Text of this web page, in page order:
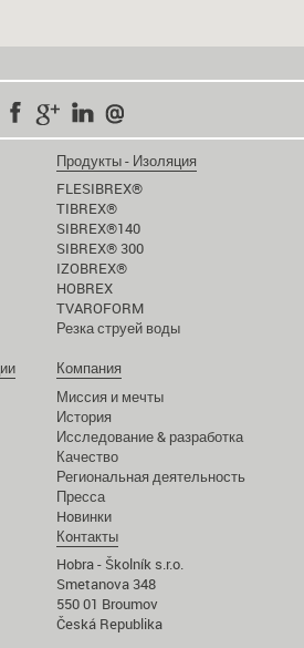
Продукты - Изоляция
FLESIBREX®
TIBREX®
SIBREX®140
SIBREX® 300
IZOBREX®
HOBREX
TVAROFORM
Резка струей воды
Компания
Миссия и мечты
История
Исследование & разработка
Качество
Региональная деятельность
Пресса
Hoвинки
Кoнтакты
Hobra - Školník s.r.o.
Smetanova 348
550 01 Broumov
Česká Republika